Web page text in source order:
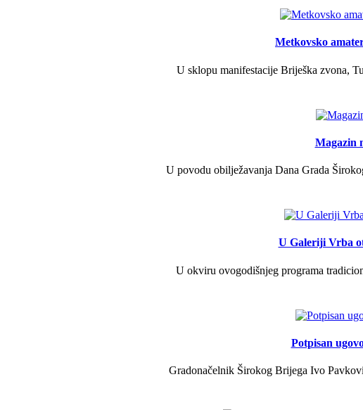
Metkovsko
U sklopu manifestacije Briješka zvona,
Magazin
U povodu obilježavanja Dana Grada
U Galeriji Vrba
U okviru ovogodišnjeg programa
Potpisan
Gradonačelnik Širokog Brijega Ivo